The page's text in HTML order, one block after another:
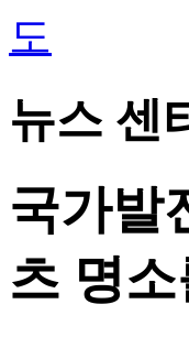
뉴스 센
국가발
츠 명